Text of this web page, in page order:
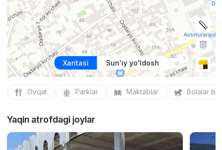
Xaritasi Sun'iy yo'ldosh
Ovqat Parklar Maktablar Bolalar
Yaqin atrofdagi joylar